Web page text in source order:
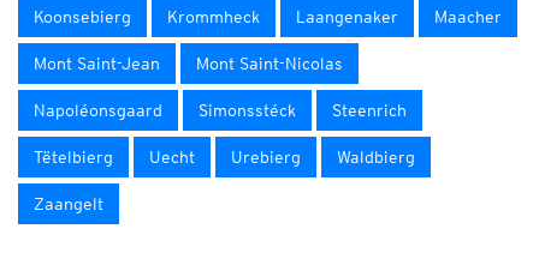
Koonsebierg Krommheck Laangenaker Maacher
Mont Saint-Jean Mont Saint-Nicolas
Napoléonsgaard Simonsstéck Steenrich
Tëtelbierg Uecht Urebierg Waldbierg
Zaangelt